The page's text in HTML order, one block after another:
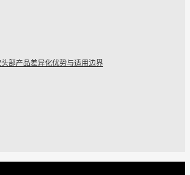
部产品差异化优势与适用边界